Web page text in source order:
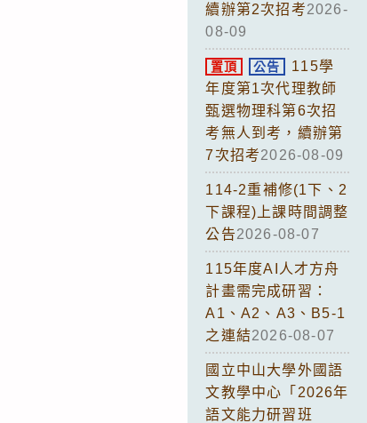
續辦第2次招考2026-
08-09
置頂 公告
115學
年度第1次代理教師
甄選物理科第6次招
考無人到考，續辦第
7次招考2026-08-09
114-2重補修(1下、2
下課程)上課時間調整
公告2026-08-07
115年度AI人才方舟
計畫需完成研習：
A1、A2、A3、B5-1
之連結2026-08-07
國立中山大學外國語
文教學中心「2026年
語文能力研習班